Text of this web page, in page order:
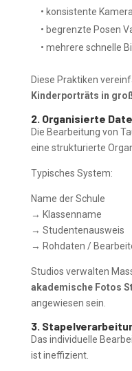
• konsistente
• begrenzte Posen
• mehrere schnelle
Diese Praktiken
Kinderporträts in
2. Organisierte
Die Bearbeitung von
eine strukturierte
Typisches System:
Name der Schule
→ Klassenname
→ Studentenausweis
→ Rohdaten /
Studios verwalten
akademische Fotos
angewiesen sein.
3.
Das individuelle
ist ineffizient.